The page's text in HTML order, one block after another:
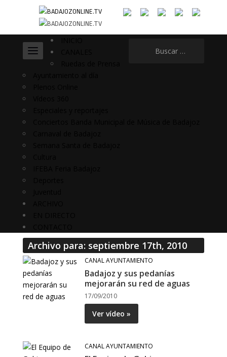
Archivo para: septiembre 17th, 2010
CANAL AYUNTAMIENTO
Badajoz y sus pedanías
mejorarán su red de aguas
17/09/2010
Ver vídeo »
CANAL AYUNTAMIENTO